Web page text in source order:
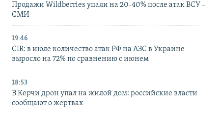
Продажи Wildberries упали на 20-40% после атак ВСУ –
СМИ
19:46
CIR: в июле количество атак РФ на АЗС в Украине
выросло на 72% по сравнению с июнем
18:53
В Керчи дрон упал на жилой дом: российские власти
сообщают о жертвах